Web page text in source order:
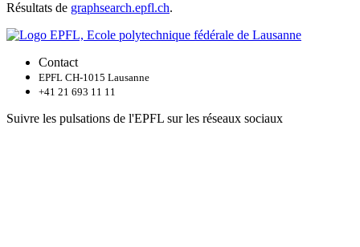
Résultats de graphsearch.epfl.ch.
Contact
EPFL CH-1015 Lausanne
+41 21 693 11 11
Suivre les pulsations de l'EPFL sur les réseaux sociaux